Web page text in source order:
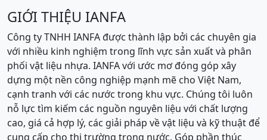
GIỚI THIỆU IANFA
Công ty TNHH IANFA được thành lập bởi các chuyên gia
với nhiều kinh nghiệm trong lĩnh vực sản xuất và phân
phối vật liệu nhựa. IANFA với ước mơ đóng góp xây
dựng một nền công nghiệp mạnh mẽ cho Việt Nam,
cạnh tranh với các nước trong khu vực. Chúng tôi luôn
nỗ lực tìm kiếm các nguồn nguyên liệu với chất lượng
cao, giá cả hợp lý, các giải pháp về vật liệu và kỹ thuật để
cung cấp cho thị trường trong nước. Góp phần thúc